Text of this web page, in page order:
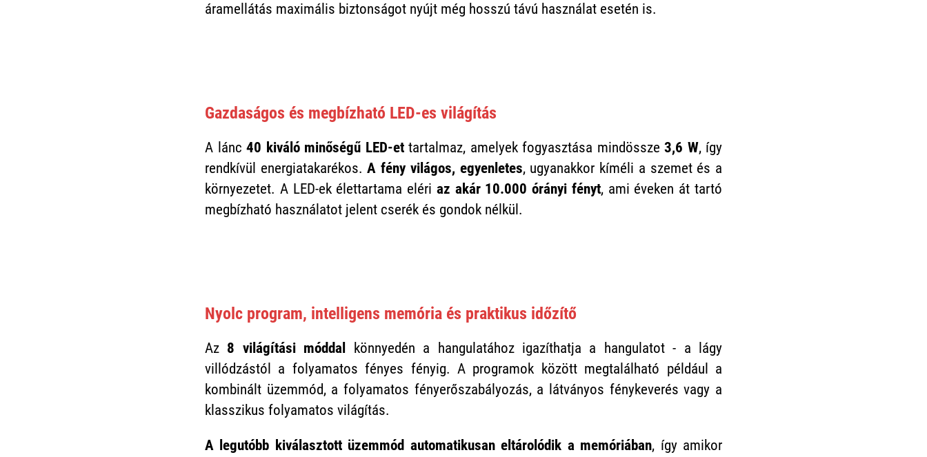
áramellátás maximális biztonságot nyújt még hosszú távú használat esetén is.
Gazdaságos és megbízható LED-es világítás
A lánc 40 kiváló minőségű LED-ettartalmaz, amelyek fogyasztása mindössze 3,6 W, így
rendkívül energiatakarékos.A fény világos, egyenletes, ugyanakkor kíméli a szemet és a
környezetet. A LED-ek élettartama eléri az akár 10.000 órányi fényt, ami éveken át tartó
megbízható használatot jelent cserék és gondok nélkül.
Nyolc program, intelligens memória és praktikus időzítő
Az 8 világítási móddal
könnyedén a hangulatához igazíthatja a hangulatot - a lágy
villódzástól a folyamatos fényes fényig. A programok között megtalálható például a
kombinált üzemmód, a folyamatos fényerőszabályozás, a látványos fénykeverés vagy a
klasszikus folyamatos világítás.
A legutóbb kiválasztott üzemmód automatikusan eltárolódik a memóriában, így amikor